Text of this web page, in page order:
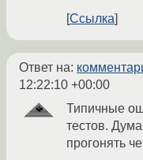
Ссылка
Ответ на:
12:22:10 +00:00
Типичные
тестов.
прогонять